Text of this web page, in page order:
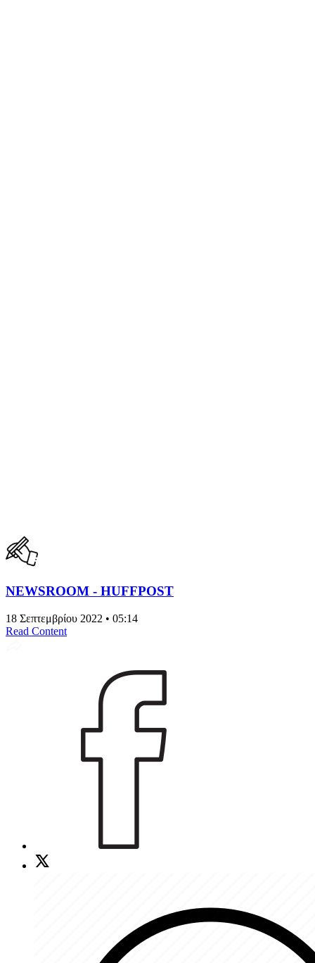
NEWSROOM - HUFFPOST
18 Σεπτεμβρίου 2022 • 05:14
Read Content